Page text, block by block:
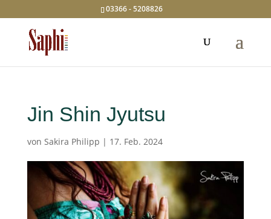
03366 - 5208826
Jin Shin Jyutsu
von Sakira Philipp | 17. Feb. 2024